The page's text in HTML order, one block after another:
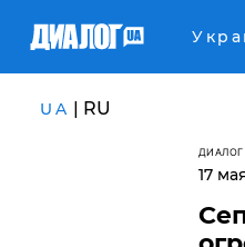
UA | RU
ДИАЛОГ
17